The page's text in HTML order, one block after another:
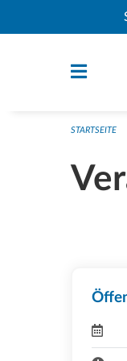
Navigation
STARTSEITE